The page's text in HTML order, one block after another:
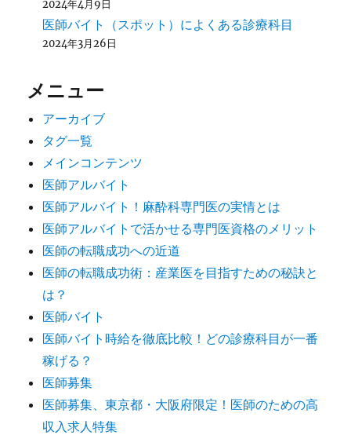
2024年4月9日
医師バイト（スポット）によくある診療科目
2024年3月26日
メニュー
アーカイブ
タグ一覧
メインコンテンツ
医師アルバイト
医師アルバイト！麻酔科専門医の実情とは
医師アルバイトで活かせる専門医資格のメリット
医師の転職成功への近道
医師の転職成功術：産業医を目指すための秘訣と
は？
医師バイト
医師バイト時給を徹底比較！どの診療科目が一番
稼げる？
医師募集
医師募集、東京都・大阪府限定！医師のための高
収入求人特集